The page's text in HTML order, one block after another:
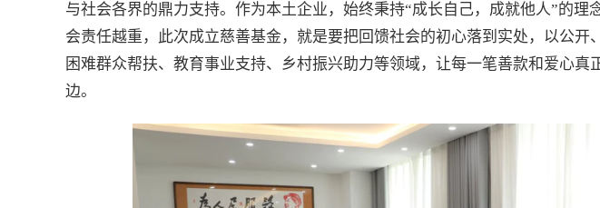
与社会各界的鼎力支持。作为本土企业，始终秉持“成长自己，成就他人”的理
会责任越重，此次成立慈善基金，就是要把回馈社会的初心落到实处，以公开
困难群众帮扶、教育事业支持、乡村振兴助力等领域，让每一笔善款和爱心真
边。